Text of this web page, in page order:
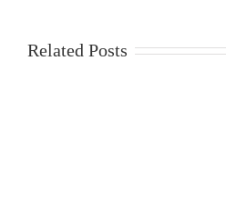
Related Posts